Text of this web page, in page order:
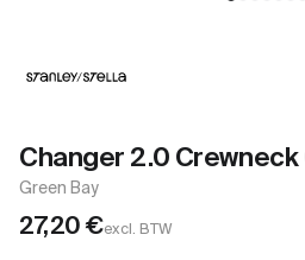
Changer 2.0 Crewneck
Green Bay
27,20€excl. BTW